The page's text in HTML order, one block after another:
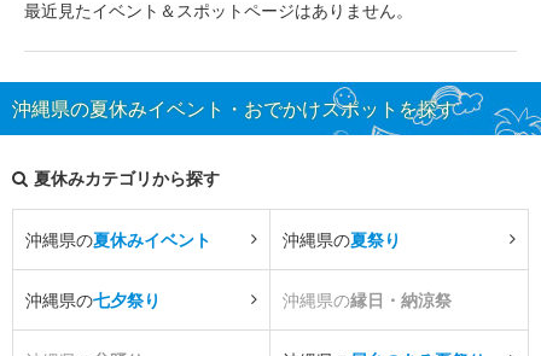
最近見たイベント＆スポットページはありません。
沖縄県の夏休みイベント・おでかけスポットを探す
夏休みカテゴリから探す
沖縄県の夏休みイベント 沖縄県の夏祭り
沖縄県の七夕祭り 沖縄県の縁日・納涼祭